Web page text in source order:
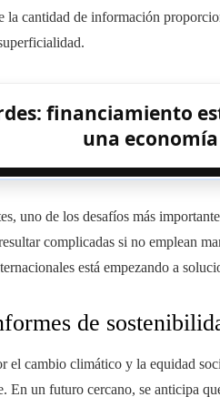
la cantidad de información
financiamiento
una
uno de los desafíos más
complicadas si no emplean
está empezando a
de
el cambio climático y la equidad
En un futuro cercano, se anticipa